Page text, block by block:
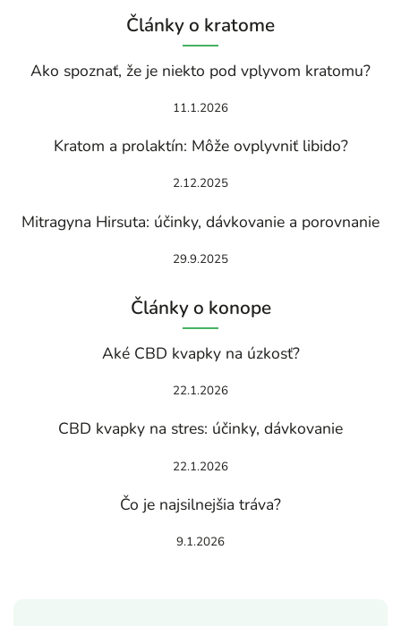
Články o kratome
Ako spoznať, že je niekto pod vplyvom kratomu?
11.1.2026
Kratom a prolaktín: Môže ovplyvniť libido?
2.12.2025
Mitragyna Hirsuta: účinky, dávkovanie a porovnanie
29.9.2025
Články o konope
Aké CBD kvapky na úzkosť?
22.1.2026
CBD kvapky na stres: účinky, dávkovanie
22.1.2026
Čo je najsilnejšia tráva?
9.1.2026